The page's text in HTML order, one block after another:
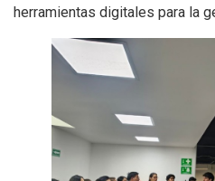
herramientas digitales para la